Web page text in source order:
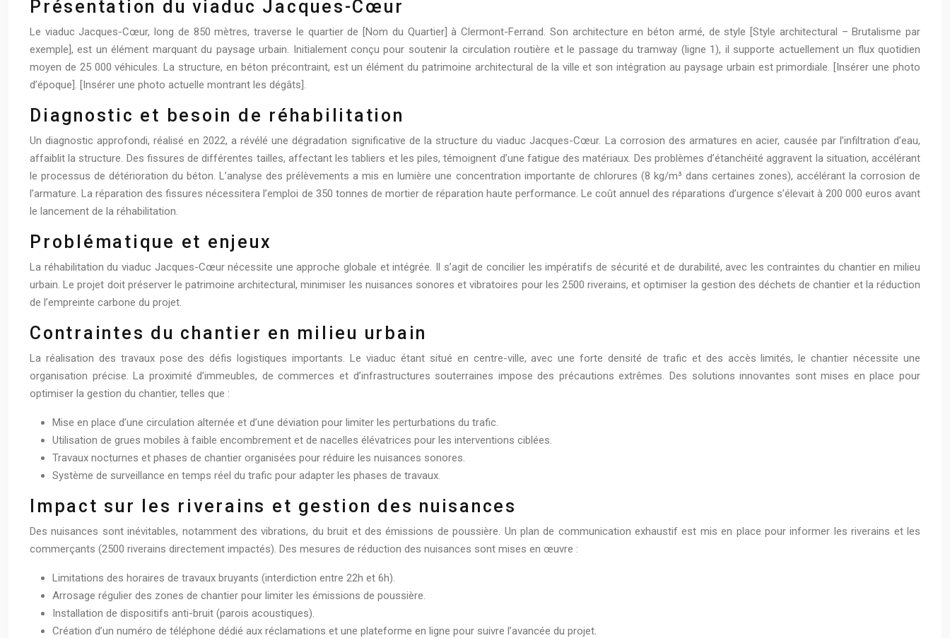
Présentation du viaduc Jacques-Cœur
Le viaduc Jacques-Cœur, long de 850 mètres, traverse le quartier de [Nom du Quartier] à Clermont-Ferrand. Son architecture en béton armé, de style [Style architectural – Brutalisme par
exemple], est un élément marquant du paysage urbain. Initialement conçu pour soutenir la circulation routière et le passage du tramway (ligne 1), il supporte actuellement un flux quotidien
moyen de 25 000 véhicules. La structure, en béton précontraint, est un élément du patrimoine architectural de la ville et son intégration au paysage urbain est primordiale. [Insérer une photo
d’époque]. [Insérer une photo actuelle montrant les dégâts].
Diagnostic et besoin de réhabilitation
Un diagnostic approfondi, réalisé en 2022, a révélé une dégradation significative de la structure du viaduc Jacques-Cœur. La corrosion des armatures en acier, causée par l’infiltration d’eau,
affaiblit la structure. Des fissures de différentes tailles, affectant les tabliers et les piles, témoignent d’une fatigue des matériaux. Des problèmes d’étanchéité aggravent la situation, accélérant
le processus de détérioration du béton. L’analyse des prélèvements a mis en lumière une concentration importante de chlorures (8 kg/m³ dans certaines zones), accélérant la corrosion de
l’armature. La réparation des fissures nécessitera l’emploi de 350 tonnes de mortier de réparation haute performance. Le coût annuel des réparations d’urgence s’élevait à 200 000 euros avant
le lancement de la réhabilitation.
Problématique et enjeux
La réhabilitation du viaduc Jacques-Cœur nécessite une approche globale et intégrée. Il s’agit de concilier les impératifs de sécurité et de durabilité, avec les contraintes du chantier en milieu
urbain. Le projet doit préserver le patrimoine architectural, minimiser les nuisances sonores et vibratoires pour les 2500 riverains, et optimiser la gestion des déchets de chantier et la réduction
de l’empreinte carbone du projet.
Contraintes du chantier en milieu urbain
La réalisation des travaux pose des défis logistiques importants. Le viaduc étant situé en centre-ville, avec une forte densité de trafic et des accès limités, le chantier nécessite une
organisation précise. La proximité d’immeubles, de commerces et d’infrastructures souterraines impose des précautions extrêmes. Des solutions innovantes sont mises en place pour
optimiser la gestion du chantier, telles que :
Mise en place d’une circulation alternée et d’une déviation pour limiter les perturbations du trafic.
Utilisation de grues mobiles à faible encombrement et de nacelles élévatrices pour les interventions ciblées.
Travaux nocturnes et phases de chantier organisées pour réduire les nuisances sonores.
Système de surveillance en temps réel du trafic pour adapter les phases de travaux.
Impact sur les riverains et gestion des nuisances
Des nuisances sont inévitables, notamment des vibrations, du bruit et des émissions de poussière. Un plan de communication exhaustif est mis en place pour informer les riverains et les
commerçants (2500 riverains directement impactés). Des mesures de réduction des nuisances sont mises en œuvre :
Limitations des horaires de travaux bruyants (interdiction entre 22h et 6h).
Arrosage régulier des zones de chantier pour limiter les émissions de poussière.
Installation de dispositifs anti-bruit (parois acoustiques).
Création d’un numéro de téléphone dédié aux réclamations et une plateforme en ligne pour suivre l’avancée du projet.